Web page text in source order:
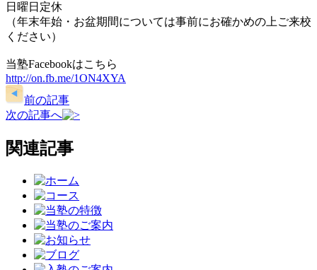
日曜日定休
（年末年始・お盆期間については事前にお確かめの上ご来校
ください）
当塾Facebookはこちら
http://on.fb.me/1ON4XYA
前の記事
次の記事へ
関連記事